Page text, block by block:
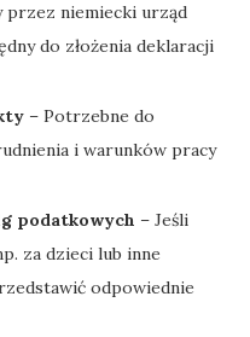
przez niemiecki urząd
do złożenia deklaracji
– Potrzebne do
i warunków pracy
podatkowych – Jeśli
za dzieci lub inne
odpowiednie